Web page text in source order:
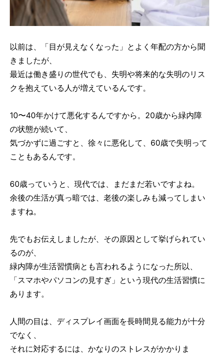
以前は、「目が見えなくなった」とよく年配の方から聞
きましたが、
最近は働き盛りの世代でも、失明や将来的な失明のリス
クを抱えている人が増えているんです。
10〜40年かけて悪化するんですから。20歳から緑内障
の状態が続いて、
気づかずに過ごすと、徐々に悪化して、60歳で失明って
こともあるんです。
60歳っていうと、現代では、まだまだ若いですよね。
余後の生活が真っ暗では、老後の楽しみも減ってしまい
ますね。
先でもお伝えしましたが、その原因として挙げられてい
るのが、
緑内障が生活習慣病とも言われるようになった所以、
「スマホやパソコンの見すぎ」という現代の生活習慣に
あります。
人間の目は、ディスプレイ画面を長時間見る能力が十分
でなく、
それに対応するには、かなりのストレスがかかりま